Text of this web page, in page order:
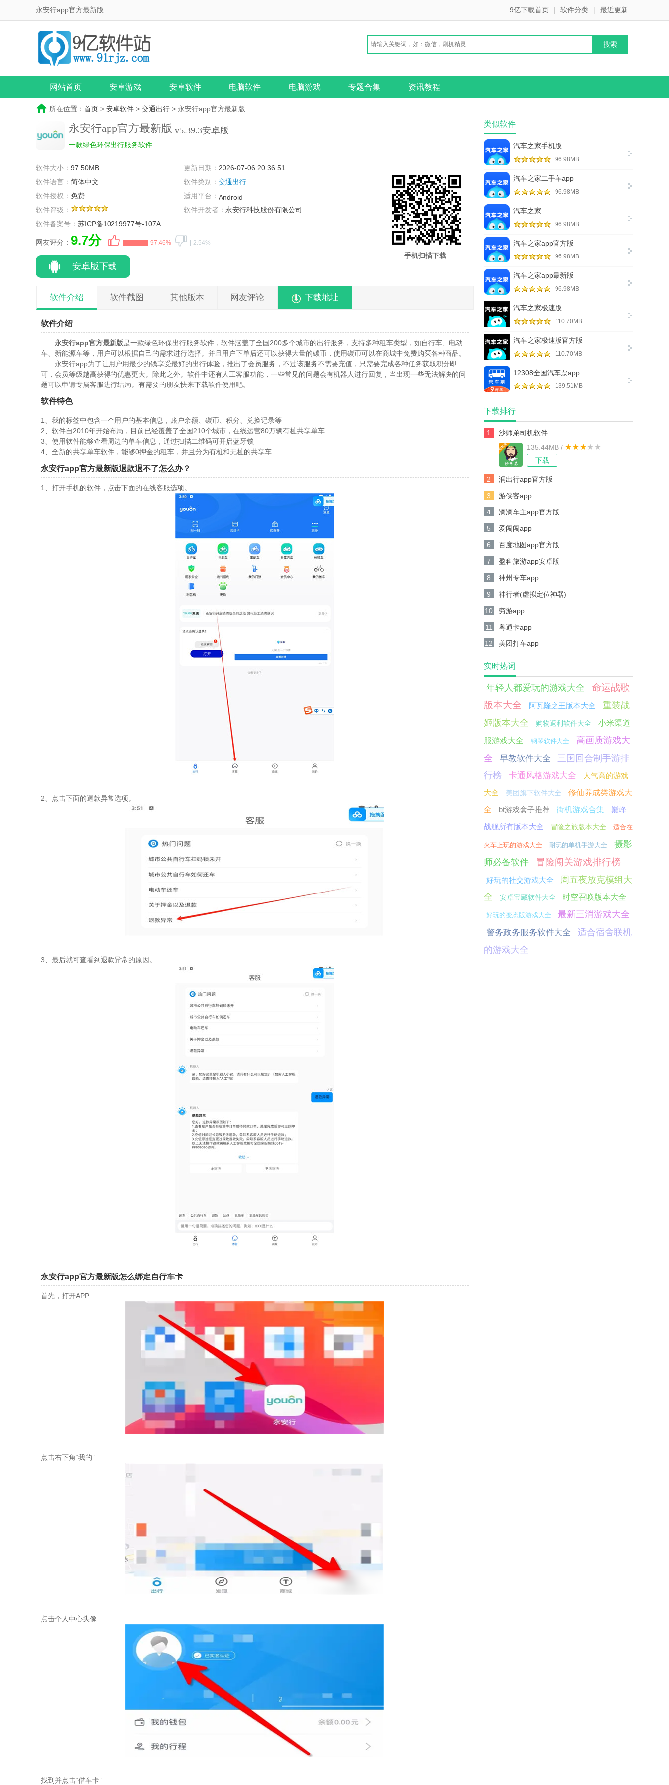
永安行app官方最新版 9亿下载首页 | 软件分类 | 最近更新
网站首页 安卓游戏 安卓软件 电脑软件 电脑游戏 专题合集 资讯教程
所在位置： 首页 > 安卓软件 > 交通出行 > 永安行app官方最新版
永安行app官方最新版 v5.39.3安卓版
一款绿色环保出行服务软件
软件大小： 97.50MB 更新日期： 2026-07-06 20:36:51
软件语言： 简体中文 软件类别： 交通出行
软件授权： 免费 适用平台： Android
软件评级：
软件开发者： 永安行科技股份有限公司
软件备案号： 苏ICP备10219977号-107A
网友评分： 9.7分 97.46% 2.54%
安卓版下载
手机扫描下载
软件介绍 软件截图 其他版本 网友评论 下载地址
软件介绍
永安行app官方最新版是一款绿色环保出行服务软件，软件涵盖了全国200多个城市的出行服务，支持多种租车类型，如自行车、电动
车、新能源车等，用户可以根据自己的需求进行选择。并且用户下单后还可以获得大量的碳币，使用碳币可以在商城中免费购买各种商品。
永安行app为了让用户用最少的钱享受最好的出行体验，推出了会员服务，不过该服务不需要充值，只需要完成各种任务获取积分即
可，会员等级越高获得的优惠更大。除此之外。软件中还有人工客服功能，一些常见的问题会有机器人进行回复，当出现一些无法解决的问
题可以申请专属客服进行结局。有需要的朋友快来下载软件使用吧。
软件特色
1、我的标签中包含一个用户的基本信息，账户余额、碳币、积分、兑换记录等
2、软件自2010年开始布局，目前已经覆盖了全国210个城市，在线运营80万辆有桩共享单车
3、使用软件能够查看周边的单车信息，通过扫描二维码可开启蓝牙锁
4、全新的共享单车软件，能够0押金的租车，并且分为有桩和无桩的共享车
永安行app官方最新版退款退不了怎么办？
1、打开手机的软件，点击下面的在线客服选项。
2、点击下面的退款异常选项。
3、最后就可查看到退款异常的原因。
永安行app官方最新版怎么绑定自行车卡
首先，打开APP
点击右下角“我的”
点击个人中心头像
找到并点击“借车卡”
类似软件
汽车之家手机版
96.98MB
汽车之家二手车app
96.98MB
汽车之家
96.98MB
汽车之家app官方版
96.98MB
汽车之家app最新版
96.98MB
汽车之家极速版
110.70MB
汽车之家极速版官方版
110.70MB
12308全国汽车票app
139.51MB
下载排行
1
沙师弟司机软件
135.44MB /
下载
2 润出行app官方版
3 游侠客app
4 滴滴车主app官方版
5 爱闯闯app
6 百度地图app官方版
7 盈科旅游app安卓版
8 神州专车app
9 神行者(虚拟定位神器)
10 穷游app
11 粤通卡app
12 美团打车app
实时热词
年轻人都爱玩的游戏大全
命运战歌
版本大全
阿瓦隆之王版本大全
重装战
姬版本大全
购物返利软件大全 小米渠道
服游戏大全 钢琴软件大全
高画质游戏大
全
早教软件大全
三国回合制手游排
行榜
卡通风格游戏大全
人气高的游戏
大全
美团旗下软件大全
修仙养成类游戏大
全
bt游戏盒子推荐 街机游戏合集
巅峰
战舰所有版本大全
冒险之旅版本大全 适合在
火车上玩的游戏大全 耐玩的单机手游大全
摄影
师必备软件
冒险闯关游戏排行榜
好玩的社交游戏大全
周五夜放克模组大
全
安卓宝藏软件大全 时空召唤版本大全
好玩的变态版游戏大全 最新三消游戏大全
警务政务服务软件大全
适合宿舍联机
的游戏大全